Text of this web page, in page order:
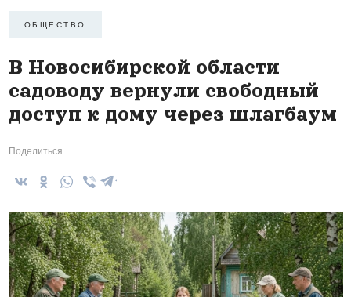
ОБЩЕСТВО
В Новосибирской области
садоводу вернули свободный
доступ к дому через шлагбаум
Поделиться